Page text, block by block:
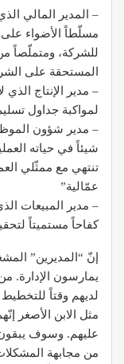
– المدير المالي
مسلّطاً الأضواء على
للشركة، ومتملّصاً
المستحقة على
– مدير الإنتاج
لمواكبة جداول
– مدير شؤون
شيئاً في حياته
تنتهي مع ممثّلي
عمّالية”
– مدير المبيعات
كفاحاً مستميتاً
إنّ “المديرين”
يمارسون الإدارة.
لديهم وقتاً
مثل الابن الأصغر
عليهم. وسوف يبقون
من مجابهة